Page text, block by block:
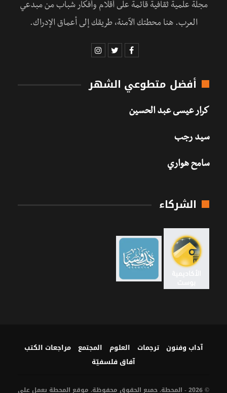
مجلة علمية ثقافية قائمة على أقلام وأفكار شباب من مبدعي
العرب. هنا محطتك الآمنة، طريقك إلى أعماق الإدراك.
أفضل متطوعي الشهر
كرار عيسى عبد الحسين
سيد رجب
سامح هواري
الشركاء
آداب وفنون ترجمات العلوم المجتمع
مراجعات الكتب
آفاق فلسفيّة‎
© 2026 - المحطة. جميع الحقوق محفوظة. موقع المحطة يعمل على